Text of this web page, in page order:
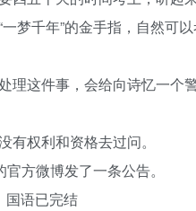
梦千年”的金手指，自然可以
这件事，会给向诗忆一个警
权利和资格去过问。
方微博发了一条公告。
国语已完结